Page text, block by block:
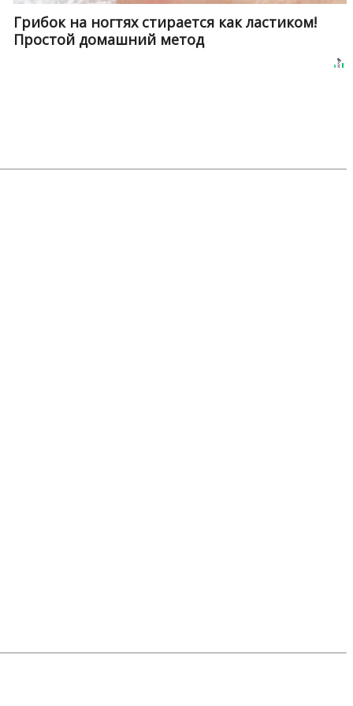
Грибок на ногтях стирается как ластиком!
Простой домашний метод